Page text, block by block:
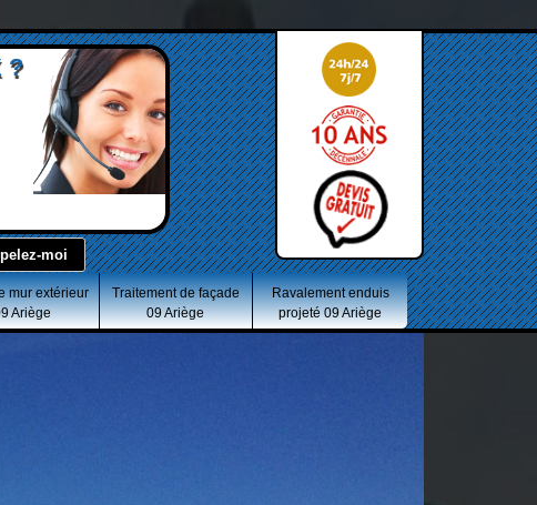
?
mur extérieur
Ariège
Traitement de façade
09 Ariège
Ravalement enduis
projeté 09 Ariège